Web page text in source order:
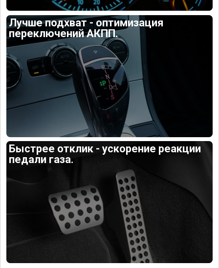
Лучше подхват - оптимизация
переключений АКПП.
Быстрее отклик - ускорение реакции
педали газа.